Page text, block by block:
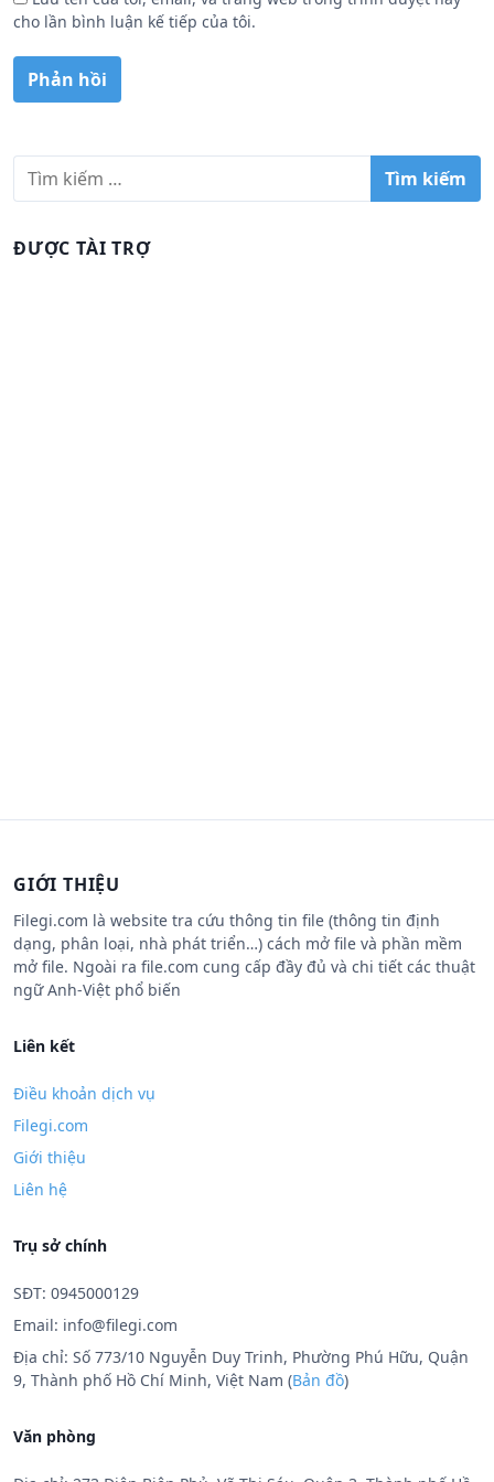
cho lần bình luận kế tiếp của tôi.
iĐƯỢC TÀI TRỢ
GIỚI THIỆU
Filegi.com là website tra cứu thông tin file (thông tin định
dạng, phân loại, nhà phát triển…) cách mở file và phần mềm
mở file. Ngoài ra file.com cung cấp đầy đủ và chi tiết các thuật
ngữ Anh-Việt phổ biến
Liên kết
Điều khoản dịch vụ
Filegi.com
Giới thiệu
Liên hệ
Trụ sở chính
SĐT: 0945000129
Email: info@filegi.com
Địa chỉ: Số 773/10 Nguyễn Duy Trinh, Phường Phú Hữu, Quận
9, Thành phố Hồ Chí Minh, Việt Nam (Bản đồ)
Văn phòng